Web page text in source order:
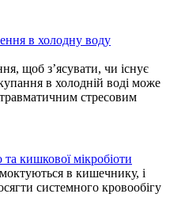
в холодну воду
щоб з’ясувати, чи існує
в холодній воді може
стресовим
та кишкової мікробіоти
в кишечнику, і
системного кровообігу